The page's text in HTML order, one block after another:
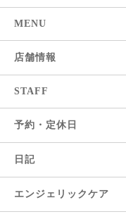
MENU
店舗情報
STAFF
予約・定休日
日記
エンジェリックケア